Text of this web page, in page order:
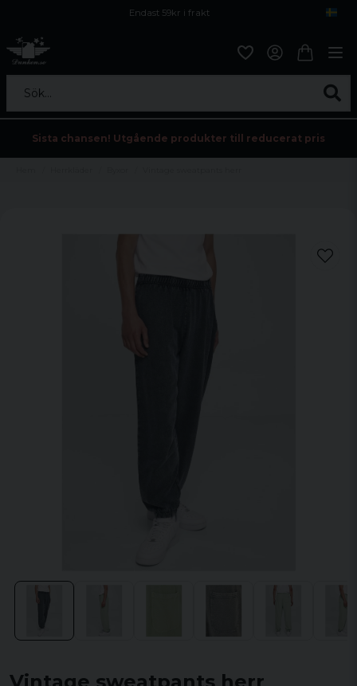
Endast 59kr i frakt
Sök...
Sista chansen! Utgående produkter till reducerat pris